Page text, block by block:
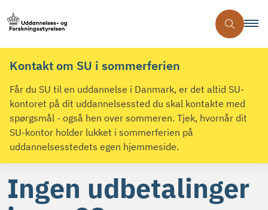
Kontakt om SU i sommerferien
Får du SU til en uddannelse i Danmark, er det altid SU-
kontoret på dit uddannelsessted du skal kontakte med
spørgsmål - også hen over sommeren. Tjek, hvornår dit
SU-kontor holder lukket i sommerferien på
uddannelsesstedets egen hjemmeside.
Ingen udbetalinger